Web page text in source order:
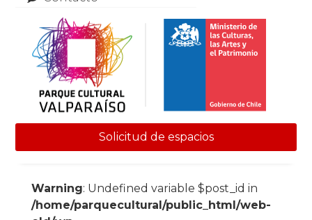
Solicitud de espacios
Warning: Undefined variable $post_id in
/home/parquecultural/public_html/web-